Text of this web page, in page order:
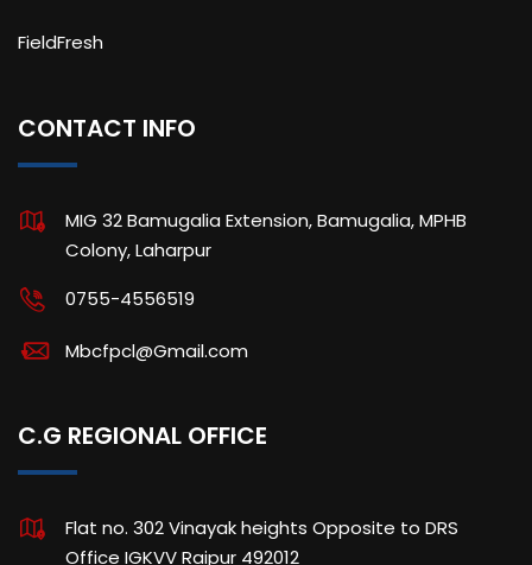
FieldFresh
CONTACT INFO
MIG 32 Bamugalia Extension, Bamugalia, MPHB
Colony, Laharpur
0755-4556519
Mbcfpcl@Gmail.com
C.G REGIONAL OFFICE
Flat no. 302 Vinayak heights Opposite to DRS
Office IGKVV Raipur 492012